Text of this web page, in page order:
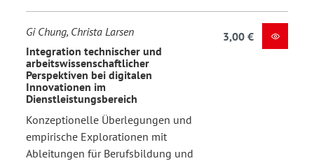
Gi Chung, Christa Larsen
Integration technischer und
arbeitswissenschaftlicher
Perspektiven bei digitalen
Innovationen im
Dienstleistungsbereich
Konzeptionelle Überlegungen und
empirische Explorationen mit
Ableitungen für Berufsbildung und
3,00 €